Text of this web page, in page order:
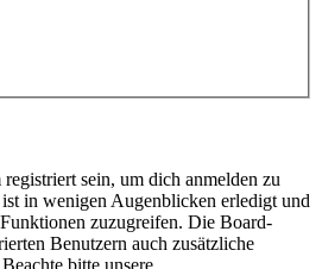
sein, um dich anmelden zu
in wenigen Augenblicken erledigt und
zuzugreifen. Die Board-
Benutzern auch zusätzliche